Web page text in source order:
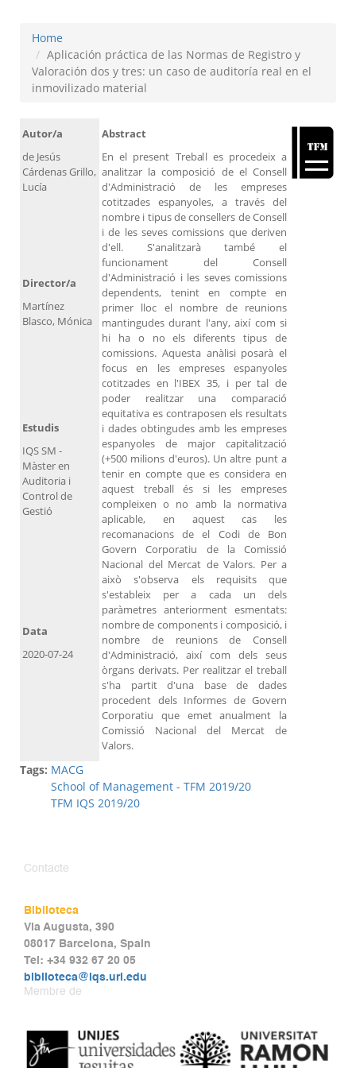
Home
Aplicación práctica de las Normas de Registro y
Valoración dos y tres: un caso de auditoría real en el
inmovilizado material
Autor/a
de Jesús
Cárdenas Grillo,
Lucía
Abstract
En el present Treball es procedeix a
analitzar la composició de el Consell
d'Administració de les empreses
cotitzades espanyoles, a través del
nombre i tipus de consellers de Consell
i de les seves comissions que deriven
d'ell. S'analitzarà també el
funcionament del Consell
d'Administració i les seves comissions
dependents, tenint en compte en
primer lloc el nombre de reunions
mantingudes durant l'any, així com si
hi ha o no els diferents tipus de
comissions. Aquesta anàlisi posarà el
focus en les empreses espanyoles
cotitzades en l'IBEX 35, i per tal de
poder realitzar una comparació
equitativa es contraposen els resultats
i dades obtingudes amb les empreses
espanyoles de major capitalització
(+500 milions d'euros). Un altre punt a
tenir en compte que es considera en
aquest treball és si les empreses
compleixen o no amb la normativa
aplicable, en aquest cas les
recomanacions de el Codi de Bon
Govern Corporatiu de la Comissió
Nacional del Mercat de Valors. Per a
això s'observa els requisits que
s'estableix per a cada un dels
paràmetres anteriorment esmentats:
nombre de components i composició, i
nombre de reunions de Consell
d'Administració, així com dels seus
òrgans derivats. Per realitzar el treball
s'ha partit d'una base de dades
procedent dels Informes de Govern
Corporatiu que emet anualment la
Comissió Nacional del Mercat de
Valors.
Director/a
Martínez
Blasco, Mónica
Estudis
IQS SM -
Màster en
Auditoria i
Control de
Gestió
Data
2020-07-24
Tags: MACG
School of Management - TFM 2019/20
TFM IQS 2019/20
Contacte
Biblioteca
Via Augusta, 390
08017 Barcelona, Spain
Tel: +34 932 67 20 05
biblioteca@iqs.url.edu
Membre de